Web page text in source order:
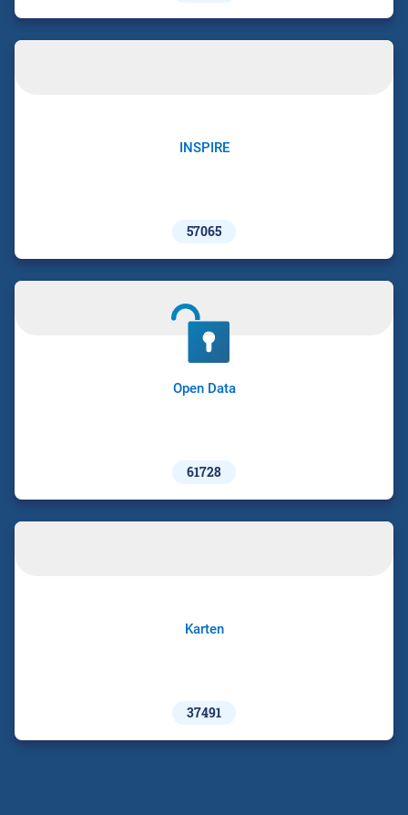
INSPIRE
57065
Open Data
61728
Karten
37491